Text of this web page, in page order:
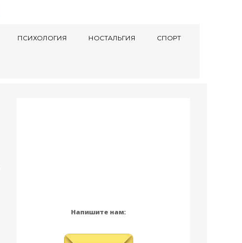
ПСИХОЛОГИЯ НОСТАЛЬГИЯ СПОРТ
Напишите нам: